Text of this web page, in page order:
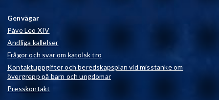
Genvägar
Påve Leo XIV
Andliga kallelser
Frågor och svar om katolsk tro
Kontaktuppgifter och beredskapsplan vid misstanke om
övergrepp på barn och ungdomar
Presskontakt